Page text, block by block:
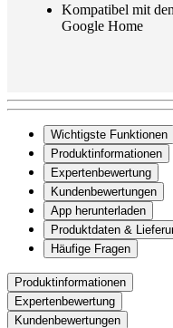
Kompatibel mit
Google Home
Wichtigste Funktionen
Produktinformationen
Expertenbewertung
Kundenbewertungen
App herunterladen
Produktdaten &
Häufige Fragen
Produktinformationen
Expertenbewertung
Kundenbewertungen